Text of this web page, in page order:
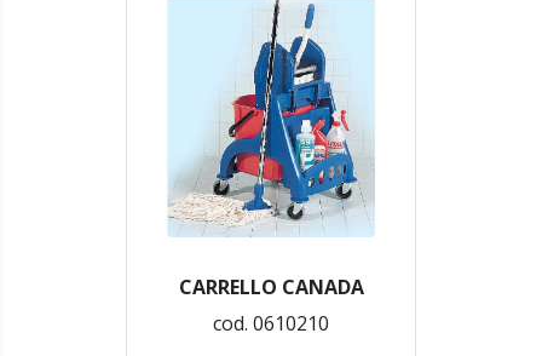
CARRELLO CANADA
cod. 0610210